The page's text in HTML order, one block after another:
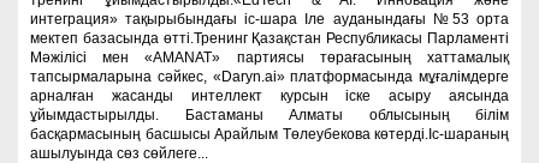
интеграция» тақырыбындағы іс-шара Іле ауданындағы №53 орта
мектеп базасында өтті.Тренинг Қазақстан Республикасы Парламенті
Мәжілісі мен «AMANAT» партиясы төрағасының хаттамалық
тапсырмаларына сәйкес, «Daryn.ai» платформасында мұғалімдерге
арналған жасанды интеллект курсын іске асыру аясында
ұйымдастырылды. Бастаманы Алматы облысының білім
басқармасының басшысы Арайлым Төлеубекова көтерді.Іс-шараның
ашылуында сөз сөйлеге...